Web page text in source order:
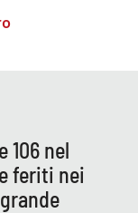
106 nel
feriti nei